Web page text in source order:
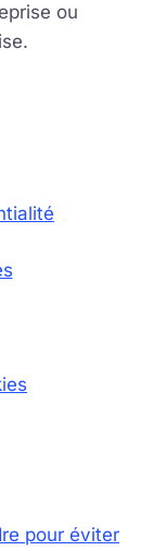
ou
pour éviter